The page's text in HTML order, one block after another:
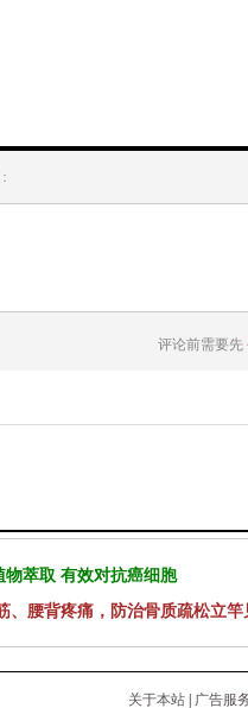
评论前需要先
萃取 有效对抗癌细胞
、腰背疼痛，防治骨质疏松立竿
关于本站
广告服